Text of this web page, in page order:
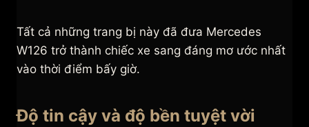
Tất cả những trang bị này đã đưa Mercedes
W126 trở thành chiếc xe sang đáng mơ ước nhất
vào thời điểm bấy giờ.
Độ tin cậy và độ bền tuyệt vời